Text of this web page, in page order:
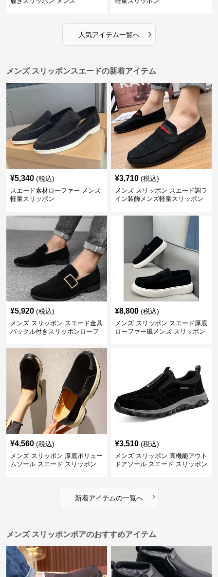
人気アイテム一覧へ ›
メンズ スリッポンスエードの新着アイテム
¥5,340 (税込)
スエード素材ローファー メンズ
軽量スリッポン
¥3,710 (税込)
メンズ スリッポン スエード調ラ
イン装飾メンズ軽量スリッポン
¥5,920 (税込)
メンズ スリッポン スエード金具
バックル付きスリッポンローフ
¥8,800 (税込)
メンズ スリッポン スエード厚底
ローファー風メンズ スリッポン
¥4,560 (税込)
メンズ スリッポン 厚底ボリュー
ムソール スエード スリッポン
¥3,510 (税込)
メンズ スリッポン 高機能アウト
ドアソール スエード スリッポン
新着アイテムの一覧へ ›
メンズ スリッポンボアのおすすめアイテム